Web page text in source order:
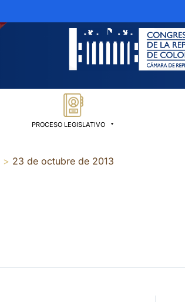
PROCESO LEGISLATIVO
23 de octubre de 2013